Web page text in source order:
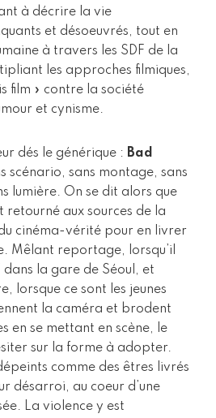
à décrire la vie
et désoeuvrés, tout en
à travers les SDF de la
les approches filmiques,
film » contre la société
et cynisme.
dés le générique : Bad
scénario, sans montage, sans
lumière. On se dit alors que
retourné aux sources de la
cinéma-vérité pour en livrer
Mêlant reportage, lorsqu’il
dans la gare de Séoul, et
lorsque ce sont les jeunes
la caméra et brodent
en se mettant en scène, le
sur la forme à adopter.
comme des êtres livrés
désarroi, au coeur d’une
La violence y est